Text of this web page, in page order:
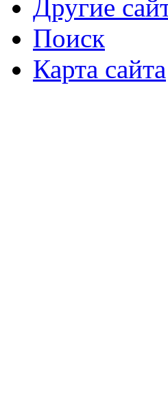
Другие
Поиск
Карта сайта